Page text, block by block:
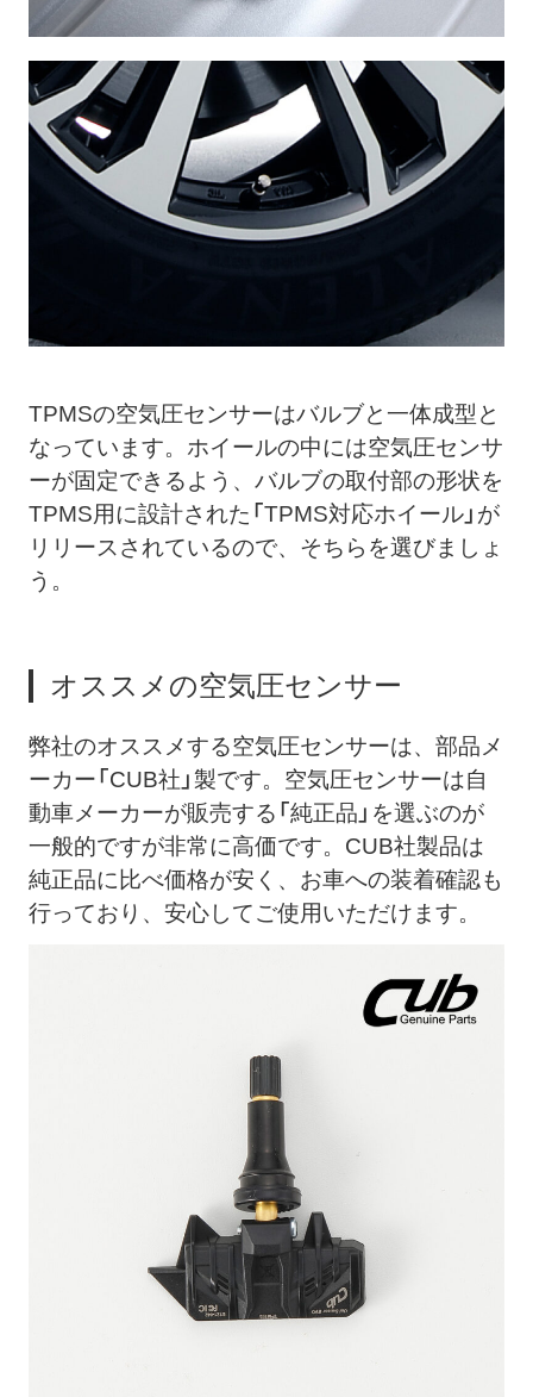
TPMSの空気圧センサーはバルブと一体成型と
なっています。ホイールの中には空気圧センサ
ーが固定できるよう、バルブの取付部の形状を
TPMS用に設計された「TPMS対応ホイール」が
リリースされているので、そちらを選びましょ
う。
オススメの空気圧センサー
弊社のオススメする空気圧センサーは、部品メ
ーカー「CUB社」製です。空気圧センサーは自
動車メーカーが販売する「純正品」を選ぶのが
一般的ですが非常に高価です。CUB社製品は
純正品に比べ価格が安く、お車への装着確認も
行っており、安心してご使用いただけます。